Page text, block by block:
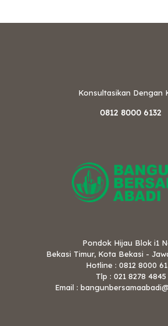
Konsultasikan Dengan
0812 8000 6132
Pondok Hijau Blok i1
Bekasi Timur, Kota Bekasi -
Hotline : 0812 8000
Tlp : 021 8278 4845
Email :